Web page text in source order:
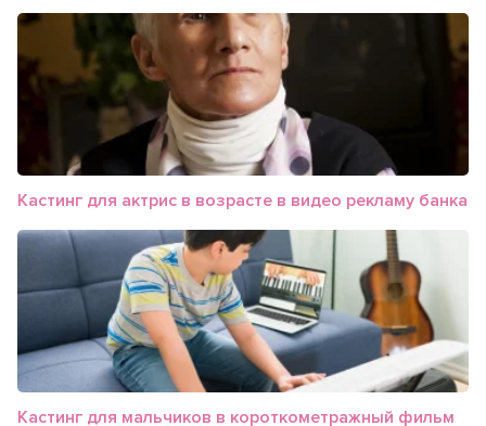
Кастинг для актрис в возрасте в видео рекламу банка
Кастинг для мальчиков в короткометражный фильм